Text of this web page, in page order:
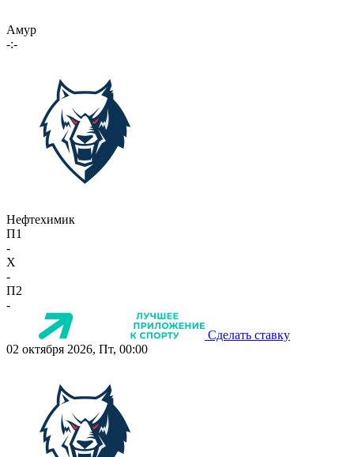
Амур
-:-
Нефтехимик
П1
-
X
-
П2
-
Сделать ставку
02 октября 2026, Пт, 00:00